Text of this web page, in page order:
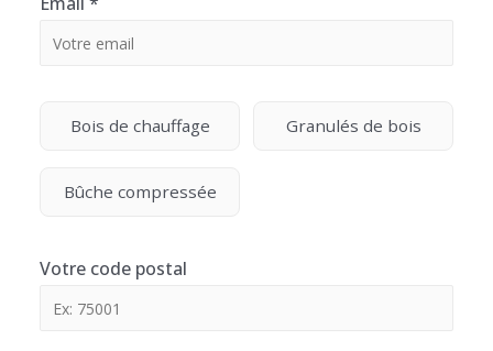
Bois de chauffage Granulés de bois
Bûche compressée
Votre code postal